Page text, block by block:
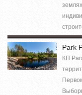
Park
КП